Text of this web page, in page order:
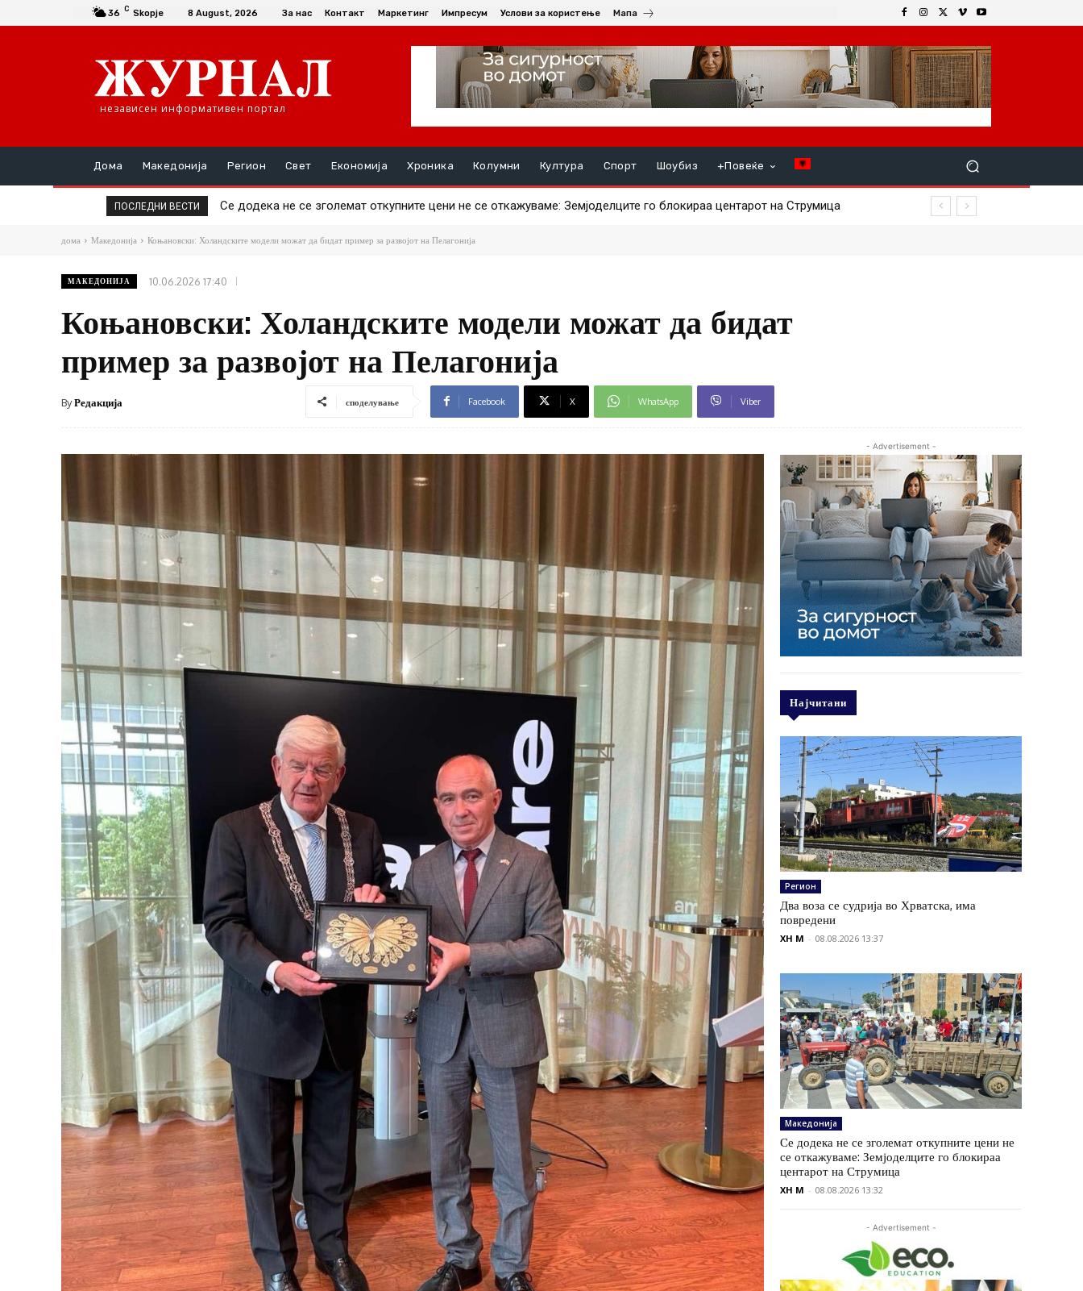
36 C Skopje 8 August, 2026 За нас Контакт Маркетинг Импресум Услови за користење Мапа
независен информативен портал
Дома Македонија Регион Свет Економија Хроника Колумни Култура Спорт Шоубиз +Повеќе
ПОСЛЕДНИ ВЕСТИ Да се купи или да се прави ајвар – што за штипјани е поисплатливо?
дома Македонија Коњановски: Холандските модели можат да бидат пример за развојот на Пелагонија
МАКЕДОНИЈА 10.06.2026 17:40
Коњановски: Холандските модели можат да бидат
пример за развојот на Пелагонија
ByРедакција споделување Facebook X WhatsApp Viber
- Advertisement -
Најчитани
Регион
Два воза се судрија во Хрватска, има
повредени
XH M - 08.08.2026 13:37
Македонија
Се додека не се зголемат откупните цени не
се откажуваме: Земјоделците го блокираа
центарот на Струмица
XH M - 08.08.2026 13:32
- Advertisement -